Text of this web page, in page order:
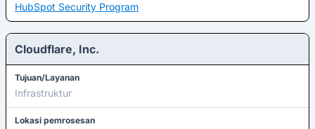
HubSpot Security Program
Cloudflare, Inc.
Tujuan/Layanan
Infrastruktur
Lokasi pemrosesan